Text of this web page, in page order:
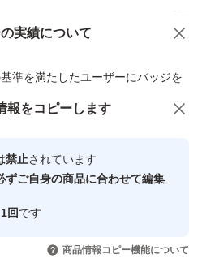
実績について
準を満たしたユーザーにバッジを
心・安全なユーザーです
引を完了させた実績があります
商品への質問
報をコピーします
禁止されています
ずご自身の商品に合わせて編集
回です
商品情報コピー機能について
ススメ